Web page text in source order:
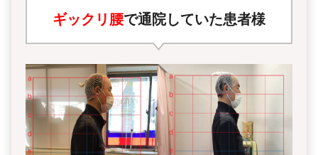
ギックリ腰で通院していた患者様